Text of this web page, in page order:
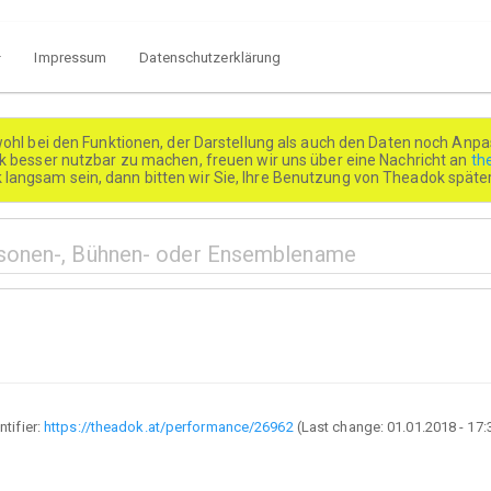
Impressum Datenschutzerklärung
bei den Funktionen, der Darstellung als auch den Daten noch
besser nutzbar zu machen, freuen wir uns über eine Nachricht an
sein, dann bitten wir Sie, Ihre Benutzung von Theadok
https://theadok.at/performance/26962 (Last change:01.01.2018 -